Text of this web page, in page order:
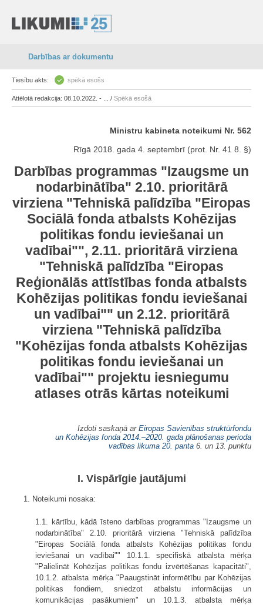
Darbības ar dokumentu
Tiesību akts: spēkā esošs
Attēlotā redakcija: 08.10.2022. - ... / Spēkā esošā
Ministru kabineta noteikumi Nr. 562
Rīgā 2018. gada 4. septembrī (prot. Nr. 41 8. §)
Darbības programmas "Izaugsme un
nodarbinātība" 2.10. prioritārā
virziena "Tehniskā palīdzība "Eiropas
Sociālā fonda atbalsts Kohēzijas
politikas fondu ieviešanai un
vadībai"", 2.11. prioritārā virziena
"Tehniskā palīdzība "Eiropas
Reģionālās attīstības fonda atbalsts
Kohēzijas politikas fondu ieviešanai
un vadībai"" un 2.12. prioritārā
virziena "Tehniskā palīdzība
"Kohēzijas fonda atbalsts Kohēzijas
politikas fondu ieviešanai un
vadībai"" projektu iesniegumu
atlases otrās kārtas noteikumi
Izdoti saskaņā ar Eiropas Savienības struktūrfondu
un Kohēzijas fonda 2014.–2020. gada plānošanas perioda
vadības likuma 20. panta 6. un 13. punktu
I. Vispārīgie jautājumi
1. Noteikumi nosaka:
1.1. kārtību, kādā īsteno darbības programmas "Izaugsme un
nodarbinātība" 2.10. prioritārā virziena "Tehniskā palīdzība
"Eiropas Sociālā fonda atbalsts Kohēzijas politikas fondu
ieviešanai un vadībai"" 10.1.1. specifiskā atbalsta mērķa
"Palielināt Kohēzijas politikas fondu izvērtēšanas kapacitāti",
10.1.2. atbalsta mērķa "Paaugstināt informētību par Kohēzijas
politikas fondiem, sniedzot atbalstu informācijas un
komunikācijas pasākumiem" un 10.1.3. atbalsta mērķa